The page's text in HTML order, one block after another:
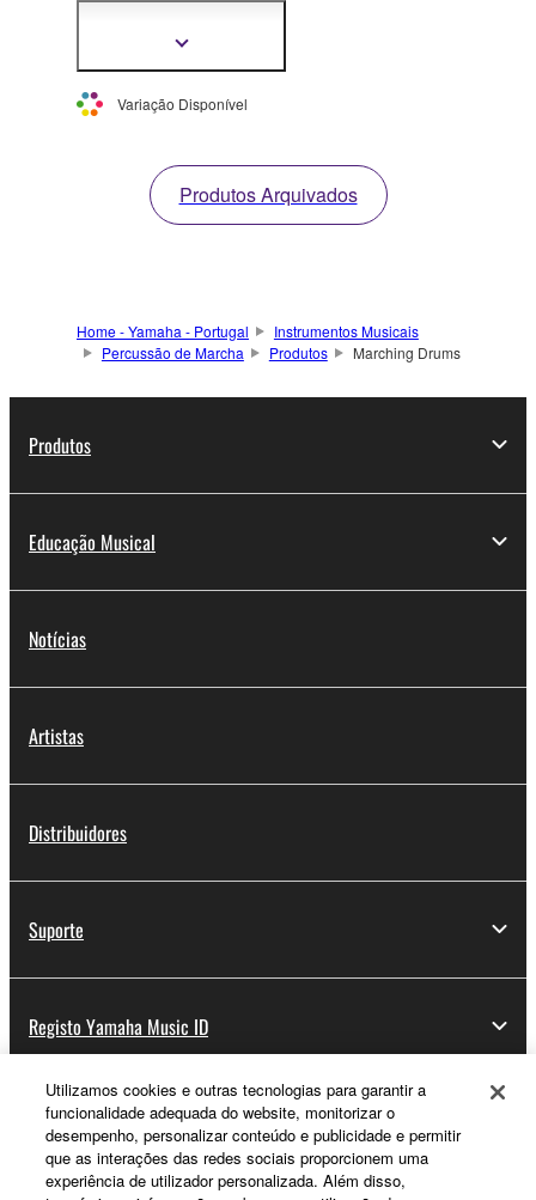
sound. Excellent
playability makes the
series easy to handle
Mostrar
Variação Disponível
Produtos Arquivados
Home - Yamaha - Portugal
Instrumentos Musicais
Percussão de Marcha
Produtos Marching Drums
Produtos
Educação Musical
Notícias
Artistas
Distribuidores
Suporte
Registo Yamaha Music ID
Sobre a Yamaha
Utilizamos cookies e outras tecnologias para garantir a
funcionalidade adequada do website, monitorizar o
desempenho, personalizar conteúdo e publicidade e permitir
que as interações das redes sociais proporcionem uma
experiência de utilizador personalizada. Além disso,